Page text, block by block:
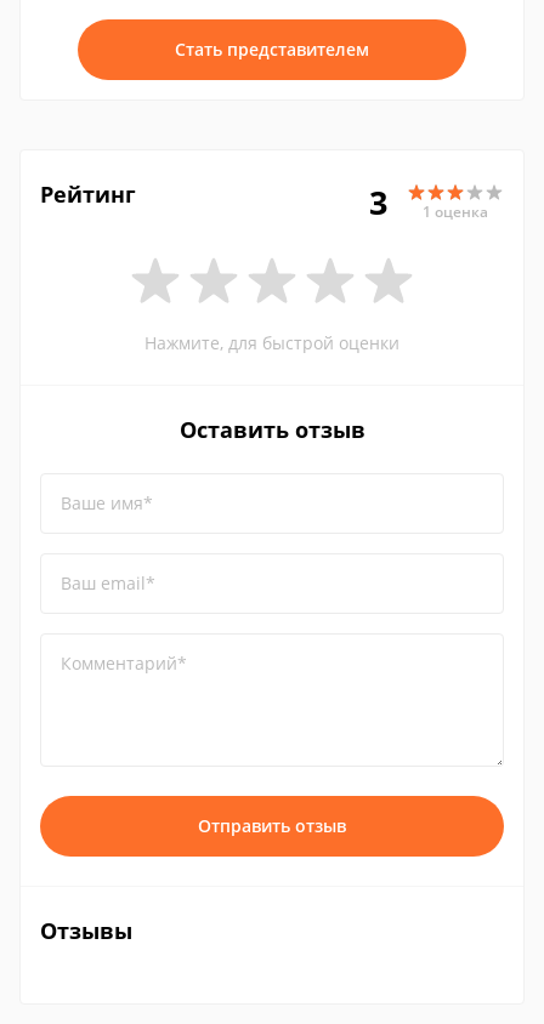
Стать представителем
Рейтинг 3 1 оценка
Нажмите, для быстрой оценки
Оставить отзыв
Ваше имя*
Ваш email*
Комментарий*
Отправить отзыв
Отзывы